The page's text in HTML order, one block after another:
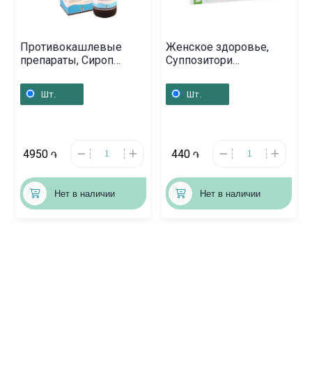
Противокашлевые
препараты, Сироп
Բելգիա
Шт.
4950 ֏
Нет в наличии
Женское здоровье,
Суппозитори
Ռուսաստան
Шт.
440 ֏
Нет в наличии